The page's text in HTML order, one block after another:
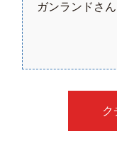
ガンランドさ
ク